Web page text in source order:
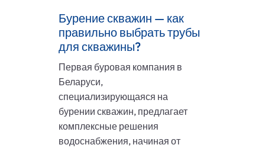
Бурение скважин — как
правильно выбрать трубы
для скважины?
Первая буровая компания в
Беларуси,
специализирующаяся на
бурении скважин, предлагает
комплексные решения
водоснабжения, начиная от